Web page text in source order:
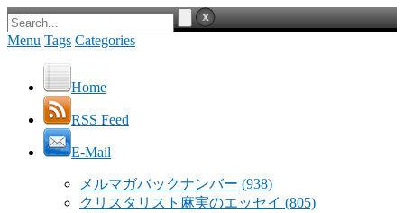
Menu Tags Categories
Home
RSS Feed
E-Mail
メルマガバックナンバー (938)
クリスタリスト麻実のエッセイ (805)